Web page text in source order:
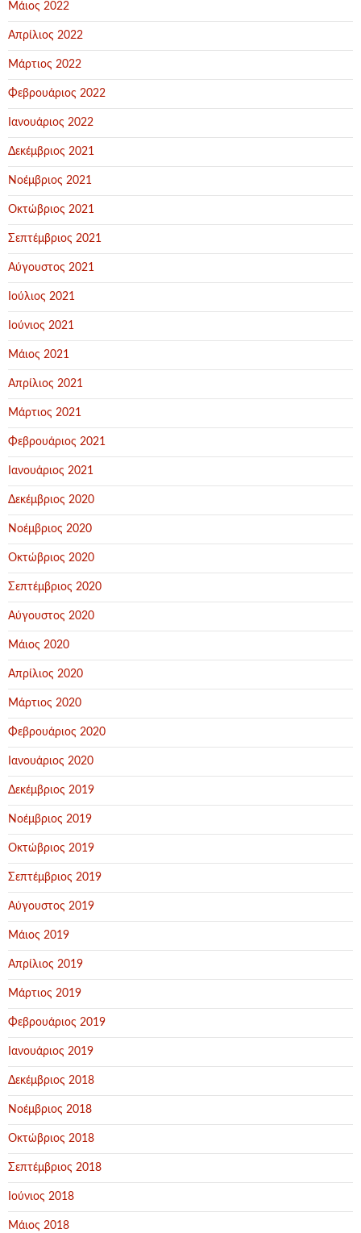
Μάιος 2022
Απρίλιος 2022
Μάρτιος 2022
Φεβρουάριος 2022
Ιανουάριος 2022
Δεκέμβριος 2021
Νοέμβριος 2021
Οκτώβριος 2021
Σεπτέμβριος 2021
Αύγουστος 2021
Ιούλιος 2021
Ιούνιος 2021
Μάιος 2021
Απρίλιος 2021
Μάρτιος 2021
Φεβρουάριος 2021
Ιανουάριος 2021
Δεκέμβριος 2020
Νοέμβριος 2020
Οκτώβριος 2020
Σεπτέμβριος 2020
Αύγουστος 2020
Μάιος 2020
Απρίλιος 2020
Μάρτιος 2020
Φεβρουάριος 2020
Ιανουάριος 2020
Δεκέμβριος 2019
Νοέμβριος 2019
Οκτώβριος 2019
Σεπτέμβριος 2019
Αύγουστος 2019
Μάιος 2019
Απρίλιος 2019
Μάρτιος 2019
Φεβρουάριος 2019
Ιανουάριος 2019
Δεκέμβριος 2018
Νοέμβριος 2018
Οκτώβριος 2018
Σεπτέμβριος 2018
Ιούνιος 2018
Μάιος 2018